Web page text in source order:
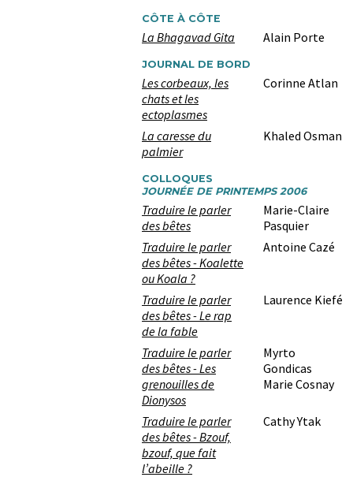
CÔTE À CÔTE
La Bhagavad Gita Alain Porte
JOURNAL DE BORD
Les corbeaux, les
chats et les
ectoplasmes
Corinne Atlan
La caresse du
palmier
Khaled Osman
COLLOQUES
JOURNÉE DE PRINTEMPS 2006
Traduire le parler
des bêtes
Marie-Claire
Pasquier
Traduire le parler
des bêtes - Koalette
ou Koala ?
Antoine Cazé
Traduire le parler
des bêtes - Le rap
de la fable
Laurence Kiefé
Traduire le parler
des bêtes - Les
grenouilles de
Dionysos
Myrto
Gondicas
Marie Cosnay
Traduire le parler
des bêtes - Bzouf,
bzouf, que fait
l’abeille ?
Cathy Ytak